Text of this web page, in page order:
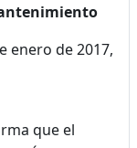
enero de 2017,
que el